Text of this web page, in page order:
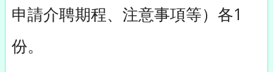
申請介聘期程、注意事項等）各1
份。